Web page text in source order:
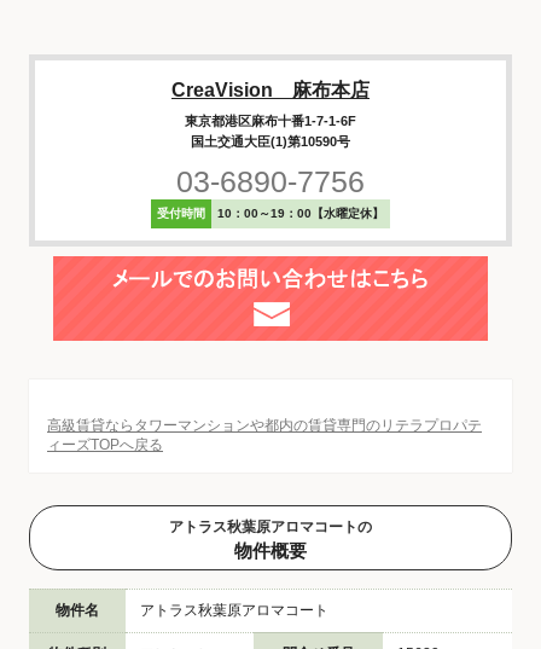
CreaVision 麻布本店
東京都港区麻布十番1-7-1-6F
国土交通大臣(1)第10590号
03-6890-7756
受付時間 10：00～19：00【水曜定休】
高級賃貸ならタワーマンションや都内の賃貸専門のリテラプロパテ
ィーズTOPへ戻る
アトラス秋葉原アロマコートの
物件概要
物件名 アトラス秋葉原アロマコート